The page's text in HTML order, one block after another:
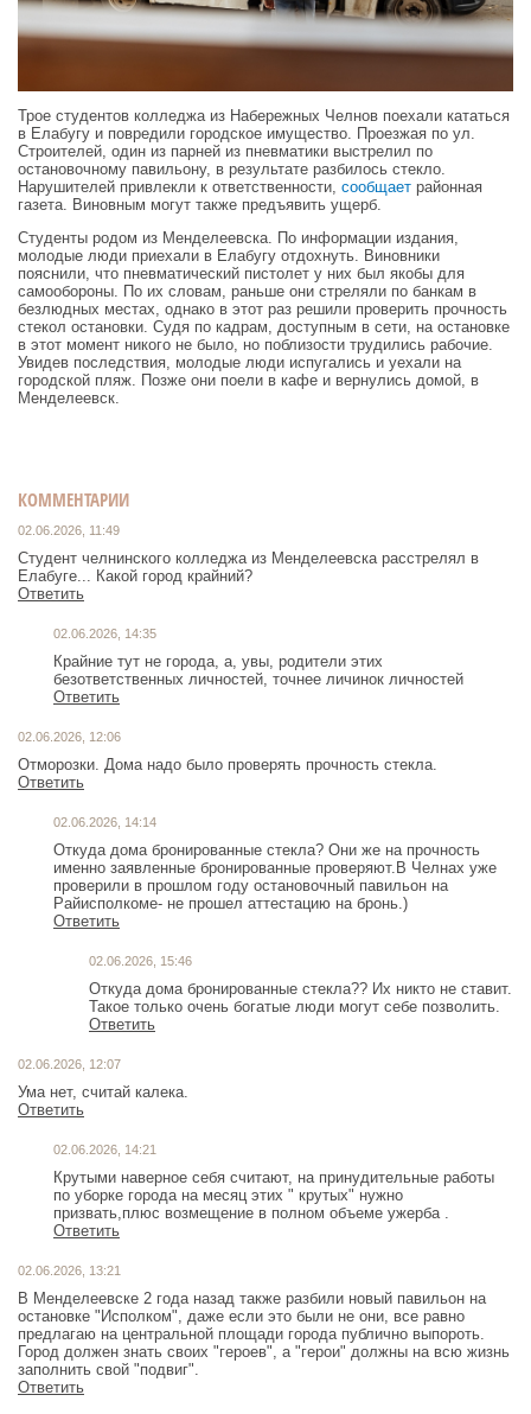
Трое студентов колледжа из Набережных Челнов поехали кататься
в Елабугу и повредили городское имущество. Проезжая по ул.
Строителей, один из парней из пневматики выстрелил по
остановочному павильону, в результате разбилось стекло.
Нарушителей привлекли к ответственности, сообщает районная
газета. Виновным могут также предъявить ущерб.
Студенты родом из Менделеевска. По информации издания,
молодые люди приехали в Елабугу отдохнуть. Виновники
пояснили, что пневматический пистолет у них был якобы для
самообороны. По их словам, раньше они стреляли по банкам в
безлюдных местах, однако в этот раз решили проверить прочность
стекол остановки. Судя по кадрам, доступным в сети, на остановке
в этот момент никого не было, но поблизости трудились рабочие.
Увидев последствия, молодые люди испугались и уехали на
городской пляж. Позже они поели в кафе и вернулись домой, в
Менделеевск.
КОММЕНТАРИИ
02.06.2026, 11:49
Студент челнинского колледжа из Менделеевска расстрелял в
Елабуге... Какой город крайний?
Ответить
02.06.2026, 14:35
Крайние тут не города, а, увы, родители этих
безответственных личностей, точнее личинок личностей
Ответить
02.06.2026, 12:06
Отморозки. Дома надо было проверять прочность стекла.
Ответить
02.06.2026, 14:14
Откуда дома бронированные стекла? Они же на прочность
именно заявленные бронированные проверяют.В Челнах уже
проверили в прошлом году остановочный павильон на
Райисполкоме- не прошел аттестацию на бронь.)
Ответить
02.06.2026, 15:46
Откуда дома бронированные стекла?? Их никто не ставит.
Такое только очень богатые люди могут себе позволить.
Ответить
02.06.2026, 12:07
Ума нет, считай калека.
Ответить
02.06.2026, 14:21
Крутыми наверное себя считают, на принудительные работы
по уборке города на месяц этих " крутых" нужно
призвать,плюс возмещение в полном объеме ужерба .
Ответить
02.06.2026, 13:21
В Менделеевске 2 года назад также разбили новый павильон на
остановке "Исполком", даже если это были не они, все равно
предлагаю на центральной площади города публично выпороть.
Город должен знать своих "героев", а "герои" должны на всю жизнь
заполнить свой "подвиг".
Ответить